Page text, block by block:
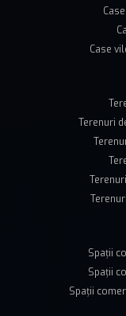
Case
Terenuri
Spații
Spații
Spații